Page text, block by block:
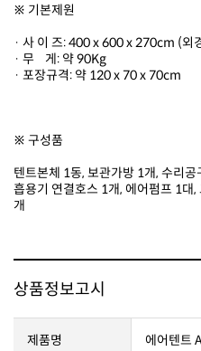
※ 기본제원
· 사 이 즈: 400 x 600 x 270cm (외
· 무 게: 약 90Kg
· 포장규격: 약 120 x 70 x 70cm
※ 구성품
개
상품정보고시
제품명 에어텐트